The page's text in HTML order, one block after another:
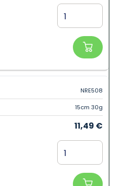
NRE508
15cm 30g
11,49 €